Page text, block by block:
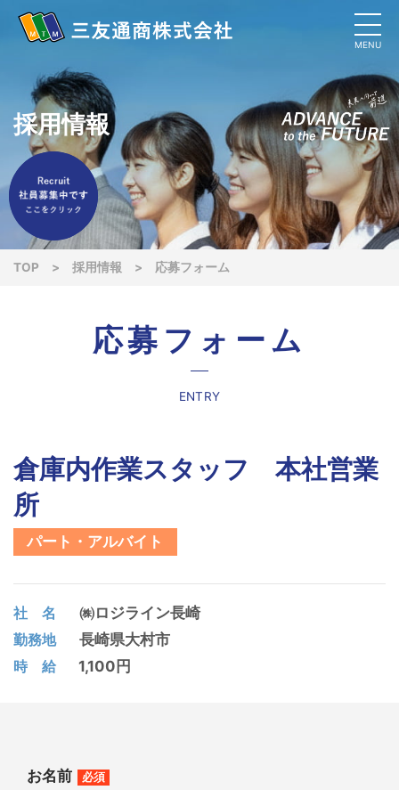
MENU
採用情報
TOP > 採用情報 > 応募フォーム
応募フォーム
ENTRY
倉庫内作業スタッフ 本社営業
所
パート・アルバイト
社 名 ㈱ロジライン長崎
勤務地 長崎県大村市
時 給 1,100円
お名前 必須